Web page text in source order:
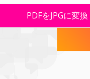
PDFをJPGに変換